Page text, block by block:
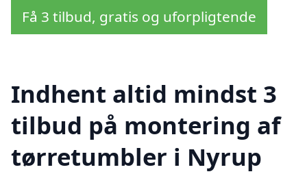
Få 3 tilbud, gratis og uforpligtende
Indhent altid mindst 3
tilbud på montering af
tørretumbler i Nyrup